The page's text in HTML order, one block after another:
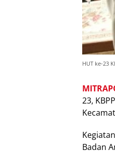
HUT ke-23
23,
Badan